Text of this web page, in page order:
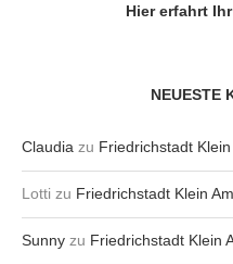
Hier erfahrt
NEUESTE
Claudia zu Friedrichstadt
Lotti zu Friedrichstadt Klein
Sunny zu Friedrichstadt Klein